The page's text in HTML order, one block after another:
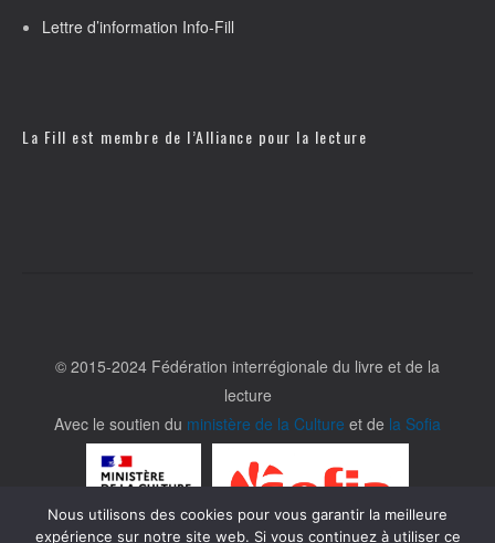
Lettre d’information Info-Fill
La Fill est membre de l’Alliance pour la lecture
© 2015-2024 Fédération interrégionale du livre et de la
lecture
Avec le soutien du ministère de la Culture et de la Sofia
Nous utilisons des cookies pour vous garantir la meilleure
expérience sur notre site web. Si vous continuez à utiliser ce